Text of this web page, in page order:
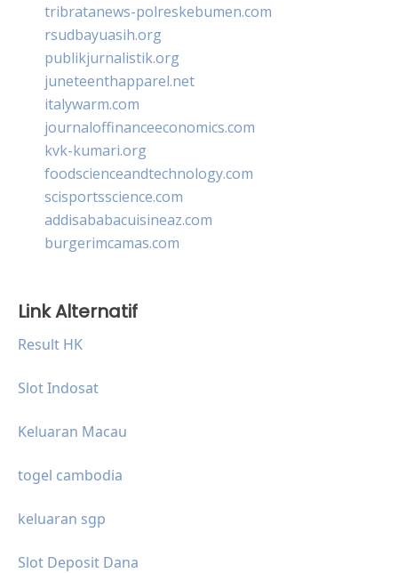
tribratanews-polreskebumen.com
rsudbayuasih.org
publikjurnalistik.org
juneteenthapparel.net
italywarm.com
journaloffinanceeconomics.com
kvk-kumari.org
foodscienceandtechnology.com
scisportsscience.com
addisababacuisineaz.com
burgerimcamas.com
Link Alternatif
Result HK
Slot Indosat
Keluaran Macau
togel cambodia
keluaran sgp
Slot Deposit Dana